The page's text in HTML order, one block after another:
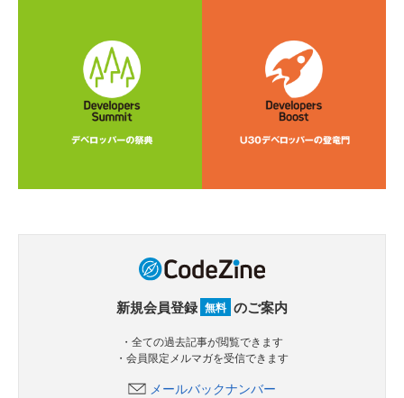
新規会員登録 無料 のご案内
・全ての過去記事が閲覧できます
・会員限定メルマガを受信できます
メールバックナンバー